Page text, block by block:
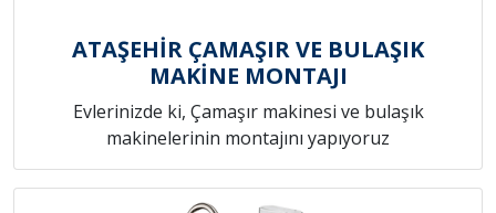
ATAŞEHİR ÇAMAŞIR VE BULAŞIK
MAKİNE MONTAJI
Evlerinizde ki, Çamaşır makinesi ve bulaşık
makinelerinin montajını yapıyoruz